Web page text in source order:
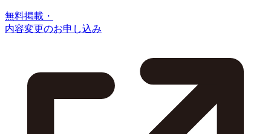
無料掲載・
内容変更のお申し込み